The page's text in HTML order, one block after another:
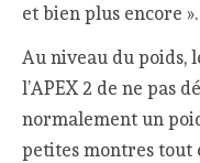
et bien plus encore ».
Au niveau du poids,
l’APEX 2 de ne pas
normalement un
petites montres tout